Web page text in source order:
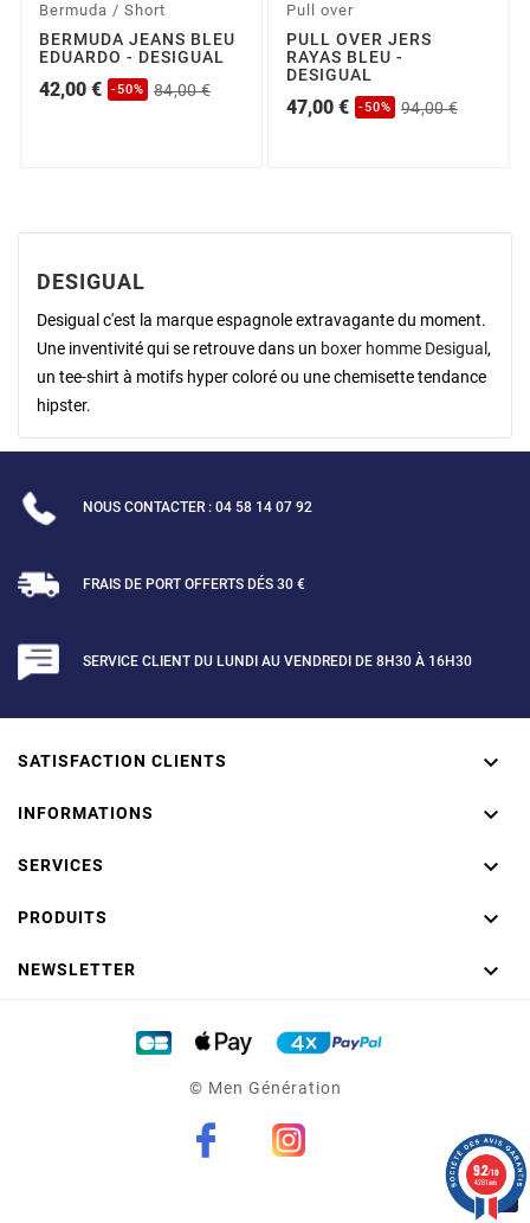
Bermuda / Short
BERMUDA JEANS BLEU
EDUARDO - DESIGUAL
42,00 € -50% 84,00 €
Pull over
PULL OVER JERS
RAYAS BLEU -
DESIGUAL
47,00 € -50% 94,00 €
DESIGUAL
Desigual c'est la marque espagnole extravagante du moment.
Une inventivité qui se retrouve dans un boxer homme Desigual ,
un tee-shirt à motifs hyper coloré ou une chemisette tendance
hipster.
NOUS CONTACTER : 04 58 14 07 92
FRAIS DE PORT OFFERTS DÉS 30 €
SERVICE CLIENT DU LUNDI AU VENDREDI DE 8H30 À 16H30
SATISFACTION CLIENTS 
INFORMATIONS 
SERVICES 
PRODUITS 
NEWSLETTER 
© Men Génération
9.2/10
4281 avis